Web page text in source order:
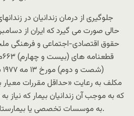
جلوگیرى از درمان زندانیان در
حقوق اقتصادى-اجتماعى و
مکلف به رعایت «حداقل مقررات معیار
که به موجب آن زندانیان بیمار که نیاز
به موسسات تخصصى یا بیمارستان هاى عادى منتقل شوند.